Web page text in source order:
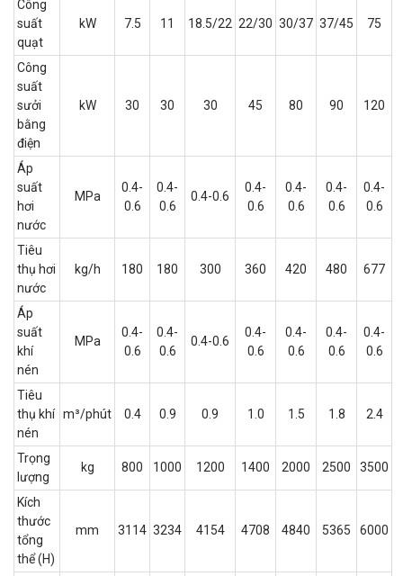
Công
suất
quạt
kW 7.5 11 18.5/22 22/30 30/37 37/45 75
Công
suất
sưởi
bằng
điện
kW 30 30 30 45 80 90 120
Áp
suất
hơi
nước
MPa
0.4-
0.6
0.4-
0.6
0.4-0.6
0.4-
0.6
0.4-
0.6
0.4-
0.6
0.4-
0.6
Tiêu
thụ hơi
nước
kg/h 180 180 300 360 420 480 677
Áp
suất
khí
nén
MPa
0.4-
0.6
0.4-
0.6
0.4-0.6
0.4-
0.6
0.4-
0.6
0.4-
0.6
0.4-
0.6
Tiêu
thụ khí
nén
m³/phút 0.4 0.9 0.9 1.0 1.5 1.8 2.4
Trọng
lượng
kg 800 1000 1200 1400 2000 2500 3500
Kích
thước
tổng
thể (H)
mm 3114 3234 4154 4708 4840 5365 6000